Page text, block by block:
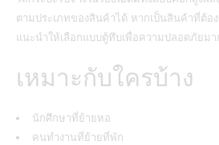
ตามประเภทของสินค้าได้ หากเป็นสินค้าที่ต้อ
แนะนำให้เลือกแบบตู้ทึบเพื่อความปลอดภัยม
เหมาะกับใครบ้าง
นักศึกษาที่ย้ายหอ
คนทำงานที่ย้ายที่พัก